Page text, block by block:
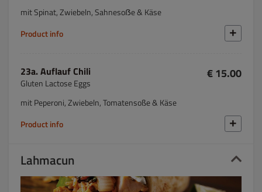
mit Spinat, Zwiebeln, Sahnesoẞe & Käse
Product info
23a. Auflauf Chili
Gluten Lactose Eggs
€ 15.00
mit Peperoni, Zwiebeln, Tomatensoße & Käse
Product info
Lahmacun